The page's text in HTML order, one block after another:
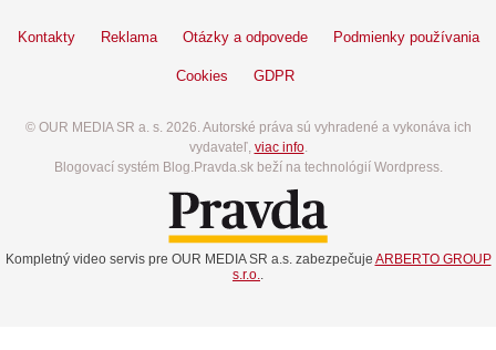
Kontakty Reklama Otázky a odpovede Podmienky používania
Cookies GDPR
© OUR MEDIA SR a. s. 2026. Autorské práva sú vyhradené a vykonáva ich
vydavateľ, viac info.
Blogovací systém Blog.Pravda.sk beží na technológií Wordpress.
Kompletný video servis pre OUR MEDIA SR a.s. zabezpečuje ARBERTO GROUP
s.r.o..